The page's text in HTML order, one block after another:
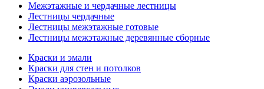
Межэтажные и чердачные лестницы
Лестницы чердачные
Лестницы межэтажные готовые
Лестницы межэтажные деревянные сборные
Краски и эмали
Краски для стен и потолков
Краски аэрозольные